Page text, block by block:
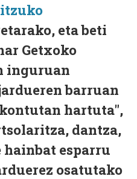
eta beti
Getxoko
inguruan
barruan
hartuta",
dantza,
esparru
osatutako